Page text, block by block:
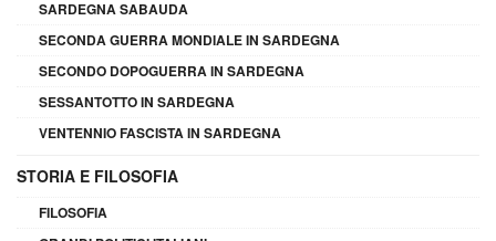
SARDEGNA SABAUDA
SECONDA GUERRA MONDIALE IN SARDEGNA
SECONDO DOPOGUERRA IN SARDEGNA
SESSANTOTTO IN SARDEGNA
VENTENNIO FASCISTA IN SARDEGNA
STORIA E FILOSOFIA
FILOSOFIA